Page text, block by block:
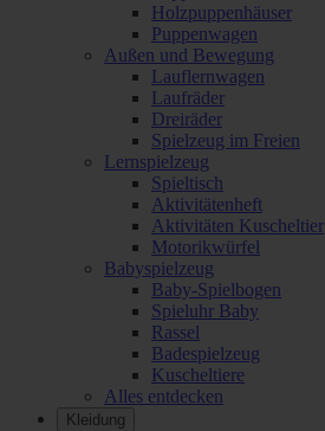
Holzpuppenhäuser
Puppenwagen
Außen und Bewegung
Lauflernwagen
Laufräder
Dreiräder
Spielzeug im Freien
Lernspielzeug
Spieltisch
Aktivitätenheft
Aktivitäten Kuscheltier
Motorikwürfel
Babyspielzeug
Baby-Spielbogen
Spieluhr Baby
Rassel
Badespielzeug
Kuscheltiere
Alles entdecken
Kleidung